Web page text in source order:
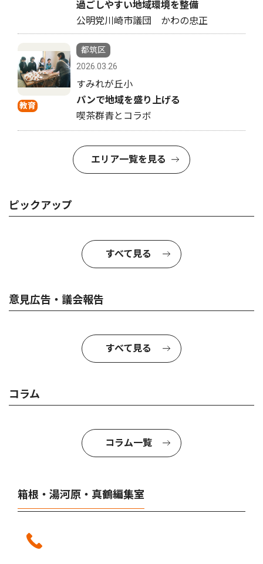
過ごしやすい地域環境を整備
公明党川崎市議団 かわの忠正
教育
都筑区
2026.03.26
すみれが丘小
パンで地域を盛り上げる
喫茶群青とコラボ
エリア一覧を見る
ピックアップ
すべて見る
意見広告・議会報告
すべて見る
コラム
コラム一覧
箱根・湯河原・真鶴編集室